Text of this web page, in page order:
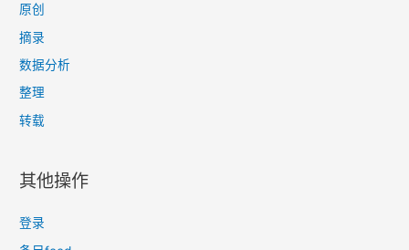
原创
摘录
数据分析
整理
转载
其他操作
登录